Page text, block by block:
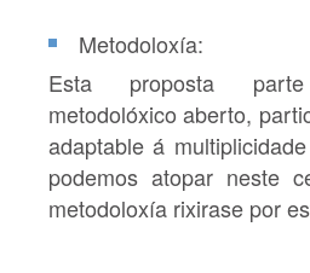
Metodoloxía:
Esta proposta
metodolóxico aberto,
adaptable á
podemos atopar neste
metodoloxía rixirase por